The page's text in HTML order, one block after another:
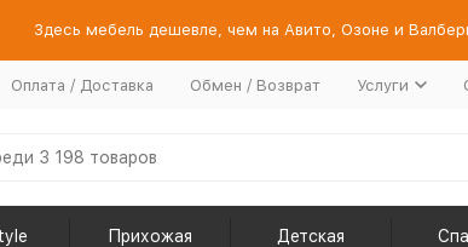
Здесь мебель дешевле, чем на Авито, Озоне и
Оплата / Доставка Обмен / Возврат Услуги
Прихожая Детская